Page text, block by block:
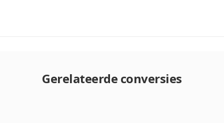
Gerelateerde conversies